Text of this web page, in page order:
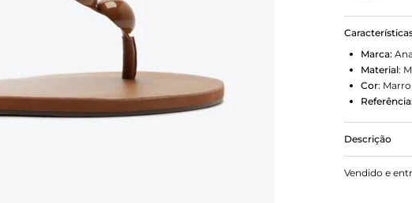
Marca:
Material:
Cor:
Referência:
Descrição
Sandália
O modelo
Vendido e